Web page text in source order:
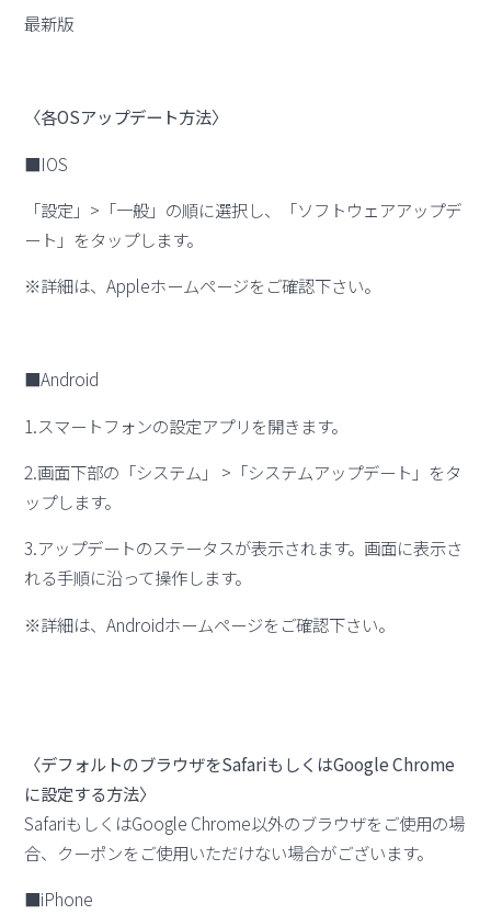
最新版
〈各OSアップデート方法〉
■IOS
「設定」>「一般」の順に選択し、「ソフトウェアアップデ
ート」をタップします。
※詳細は、Appleホームページをご確認下さい。
■Android
1.スマートフォンの設定アプリを開きます。
2.画面下部の「システム」 >「システムアップデート」をタ
ップします。
3.アップデートのステータスが表示されます。画面に表示さ
れる手順に沿って操作します。
※詳細は、Androidホームページをご確認下さい。
〈デフォルトのブラウザをSafariもしくはGoogleChrome
に設定する方法〉
SafariもしくはGoogle Chrome以外のブラウザをご使用の場
合、クーポンをご使用いただけない場合がございます。
■iPhone